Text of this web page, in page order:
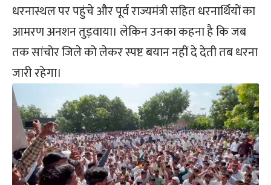
धरनास्थल पर पहुंचे और पूर्व राज्यमंत्री सहित धरनार्थियों का
आमरण अनशन तुड़वाया। लेकिन उनका कहना है कि जब
तक सांचोर जिले को लेकर स्पष्ट बयान नहीं दे देती तब धरना
जारी रहेगा।